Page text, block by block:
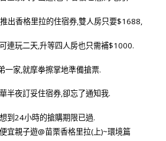
出香格里拉的住宿券,雙人房只要$1688,
連玩二天,升等四人房也只需補$1000.
一家,就摩拳擦掌地準備搶票.
半夜訂妥住宿券,卻忘了通知我.
到24小時的搶購期限已過.